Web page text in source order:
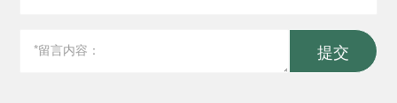
提交